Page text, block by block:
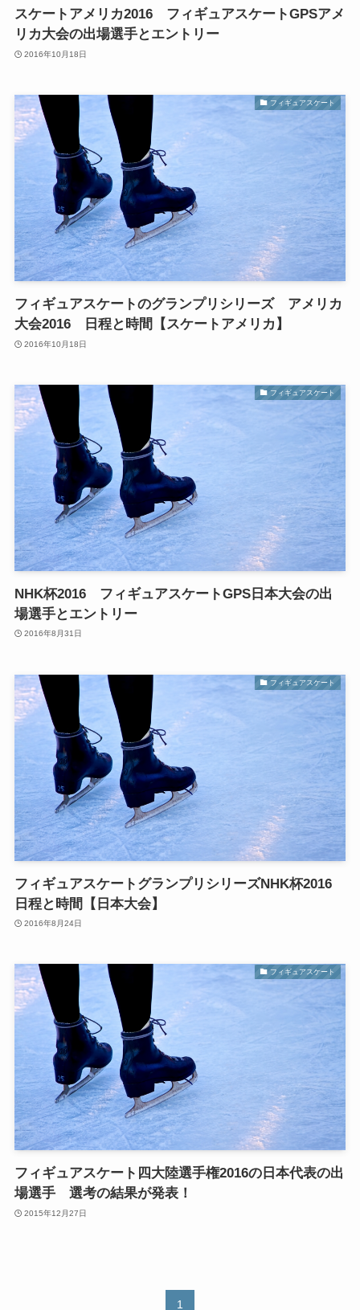
スケートアメリカ2016 フィギュアスケートGPSアメ
リカ大会の出場選手とエントリー
2016年10月18日
フィギュアスケート
フィギュアスケートのグランプリシリーズ アメリカ
大会2016 日程と時間【スケートアメリカ】
2016年10月18日
フィギュアスケート
NHK杯2016 フィギュアスケートGPS日本大会の出
場選手とエントリー
2016年8月31日
フィギュアスケート
フィギュアスケートグランプリシリーズNHK杯2016
日程と時間【日本大会】
2016年8月24日
フィギュアスケート
フィギュアスケート四大陸選手権2016の日本代表の出
場選手 選考の結果が発表！
2015年12月27日
1